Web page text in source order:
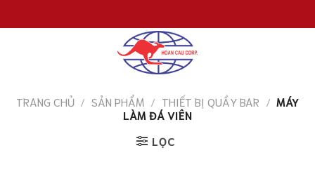
đến
TRANG CHỦ / SẢN PHẨM / THIẾT BỊ QUẦY BAR / MÁY
LÀM ĐÁ VIÊN
LỌC